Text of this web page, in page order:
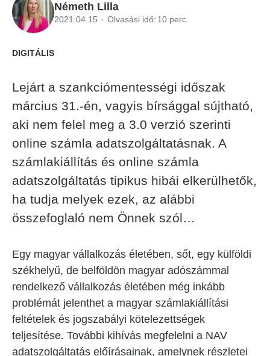
Németh Lilla
2021.04.15 Olvasási idő: 10 perc
DIGITÁLIS
Lejárt a szankciómentességi időszak
március 31.-én, vagyis bírsággal sújtható,
aki nem felel meg a 3.0 verzió szerinti
online számla adatszolgáltatásnak. A
számlakiállítás és online számla
adatszolgáltatás tipikus hibái elkerülhetők,
ha tudja melyek ezek, az alábbi
összefoglaló nem Önnek szól…
Egy magyar vállalkozás életében, sőt, egy külföldi
székhelyű, de belföldön magyar adószámmal
rendelkező vállalkozás életében még inkább
problémát jelenthet a magyar számlakiállítási
feltételek és jogszabályi kötelezettségek
teljesítése. További kihívás megfelelni a NAV
adatszolgáltatás előírásainak, amelynek részletei